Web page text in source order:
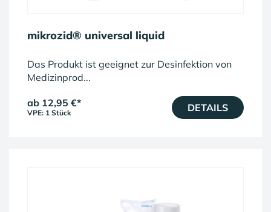
mikrozid® universal liquid
Das Produkt ist geeignet zur Desinfektion von
Medizinprod...
ab 12,95 €*
VPE: 1 Stück DETAILS